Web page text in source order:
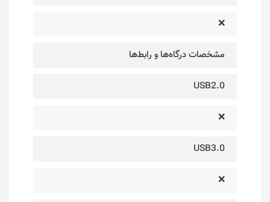
❌
مشخصات درگاه‌ها و رابط‌ها
USB2.0
❌
USB3.0
❌